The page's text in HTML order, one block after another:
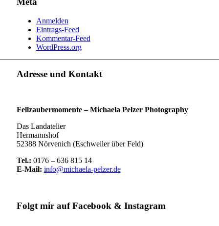
Anmelden
Eintrags-Feed
Kommentar-Feed
WordPress.org
Adresse und Kontakt
Fellzaubermomente –Michaela Pelzer Photography
Das Landatelier
Hermannshof
52388 Nörvenich (Eschweiler über Feld)
Tel.: 0176 – 636 815 14
E-Mail: info@michaela-pelzer.de
Folgt mir auf Facebook & Instagram